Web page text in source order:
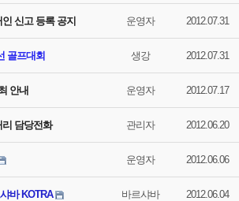
신고 등록 공지 운영자 2012.07.31
골프대회 생강 2012.07.31
안내 운영자 2012.07.17
담당전화 관리자 2012.06.20
운영자 2012.06.06
바 KOTRA 바르샤바 2012.06.04